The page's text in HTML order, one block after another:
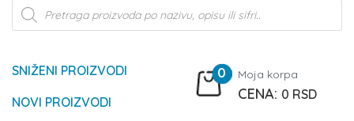
Products
search
SNIŽENI PROIZVODI
NOVI PROIZVODI
0 Moja korpa
0 RSD